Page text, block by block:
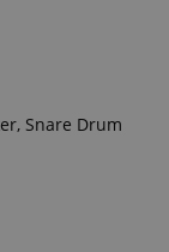
Snare Drum